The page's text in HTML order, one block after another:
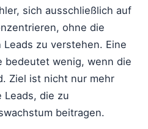
sich ausschließlich auf
ohne die
zu verstehen. Eine
bedeutet wenig, wenn die
Ziel ist nicht nur mehr
Leads, die zu
beitragen.